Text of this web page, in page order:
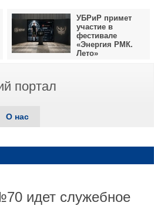
УБРиР примет
участие в
фестивале
«Энергия РМК.
Лето»
портал
О нас
идет служебное